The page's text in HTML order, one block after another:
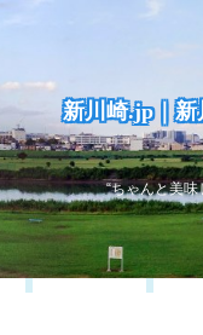
新川崎.jp｜新
“ちゃんと美